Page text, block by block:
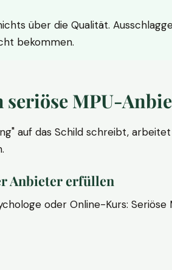
über die Qualität.
bekommen.
MPU-
auf das Schild schreibt,
Anbieter erfüllen
oder Online-Kurs: